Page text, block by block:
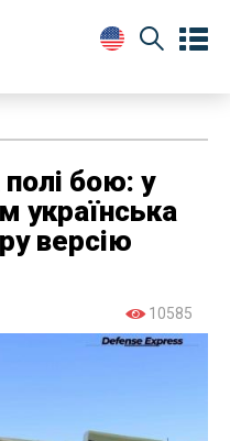
бою: у
українська
версію
10585